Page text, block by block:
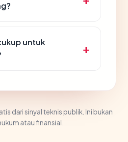
untuk
dari sinyal teknis publik. Ini bukan
atau finansial.